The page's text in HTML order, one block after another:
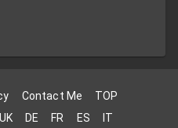
Contact Me
TOP
UK DE FR ES IT